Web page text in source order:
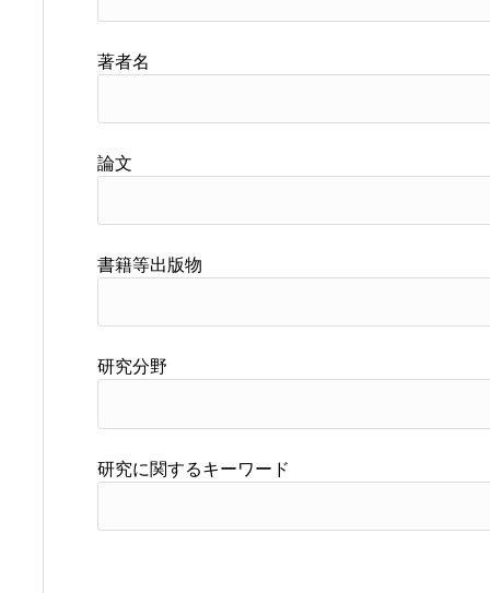
著者名
論文
書籍等出版物
研究分野
研究に関するキーワード